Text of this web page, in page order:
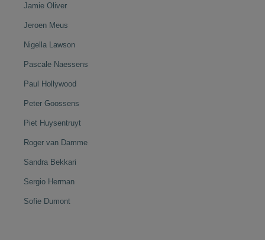
Jamie Oliver
Jeroen Meus
Nigella Lawson
Pascale Naessens
Paul Hollywood
Peter Goossens
Piet Huysentruyt
Roger van Damme
Sandra Bekkari
Sergio Herman
Sofie Dumont